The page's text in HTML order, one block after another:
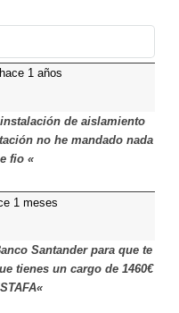
1 años
de aislamiento
no he mandado nada
fio «
1 meses
Santander para que te
tienes un cargo de 1460€